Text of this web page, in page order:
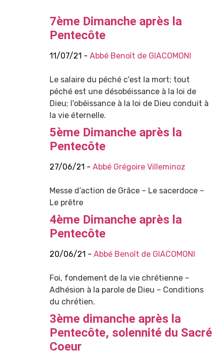
7ème Dimanche après la
Pentecôte
11/07/21 - Abbé Benoît de GIACOMONI
Le salaire du péché c'est la mort; tout
péché est une désobéissance à la loi de
Dieu; l'obéissance à la loi de Dieu conduit à
la vie éternelle.
5ème Dimanche après la
Pentecôte
27/06/21 - Abbé Grégoire Villeminoz
Messe d’action de Grâce – Le sacerdoce –
Le prêtre
4ème Dimanche après la
Pentecôte
20/06/21 - Abbé Benoît de GIACOMONI
Foi, fondement de la vie chrétienne –
Adhésion à la parole de Dieu – Conditions
du chrétien.
3ème dimanche après la
Pentecôte, solennité du Sacré
Coeur